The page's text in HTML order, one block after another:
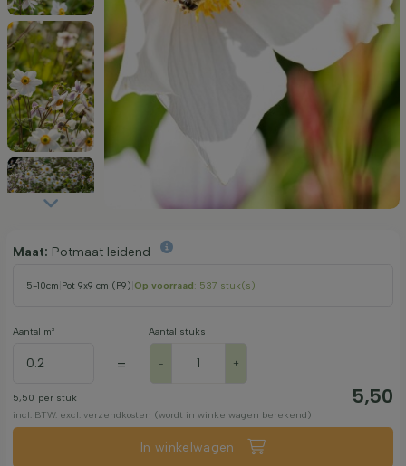
Maat: Potmaat leidend
5-10cm Pot 9x9 cm (P9) Op voorraad: 537 stuk(s)
Aantal m²
=
Aantal stuks
- +
5,50 per stuk 5,50
incl. BTW. excl. verzendkosten (wordt in winkelwagen berekend)
In winkelwagen